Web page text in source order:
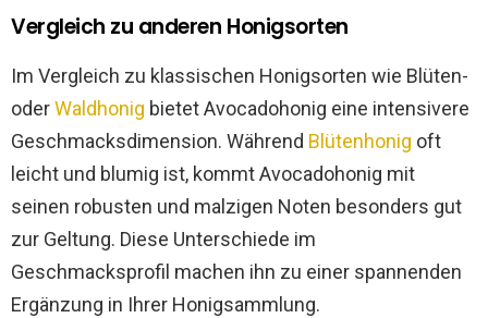
Vergleich zu anderen Honigsorten
Im Vergleich zu klassischen Honigsorten wie Blüten-
oderWaldhonig bietet Avocadohonig eine intensivere
Geschmacksdimension. Während Blütenhonig oft
leicht und blumig ist, kommt Avocadohonig mit
seinen robusten und malzigen Noten besonders gut
zur Geltung. Diese Unterschiede im
Geschmacksprofil machen ihn zu einer spannenden
Ergänzung in Ihrer Honigsammlung.